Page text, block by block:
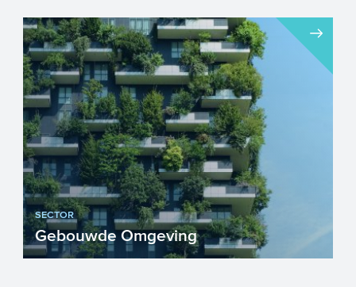
SECTOR
Gebouwde Omgeving